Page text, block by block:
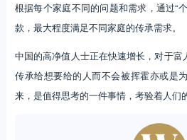
根据每个家庭不同的问题和需求，通过“
款，最大程度满足不同家庭的传承需求。
中国的高净值人士正在快速增长，对于
传承给想要给的人而不会被挥霍亦或是
来，是值得思考的一件事情，考验着人们